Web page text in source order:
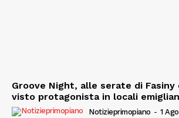
Groove Night, alle serate di Fasiny
visto protagonista in locali
Notizieprimopiano - 1